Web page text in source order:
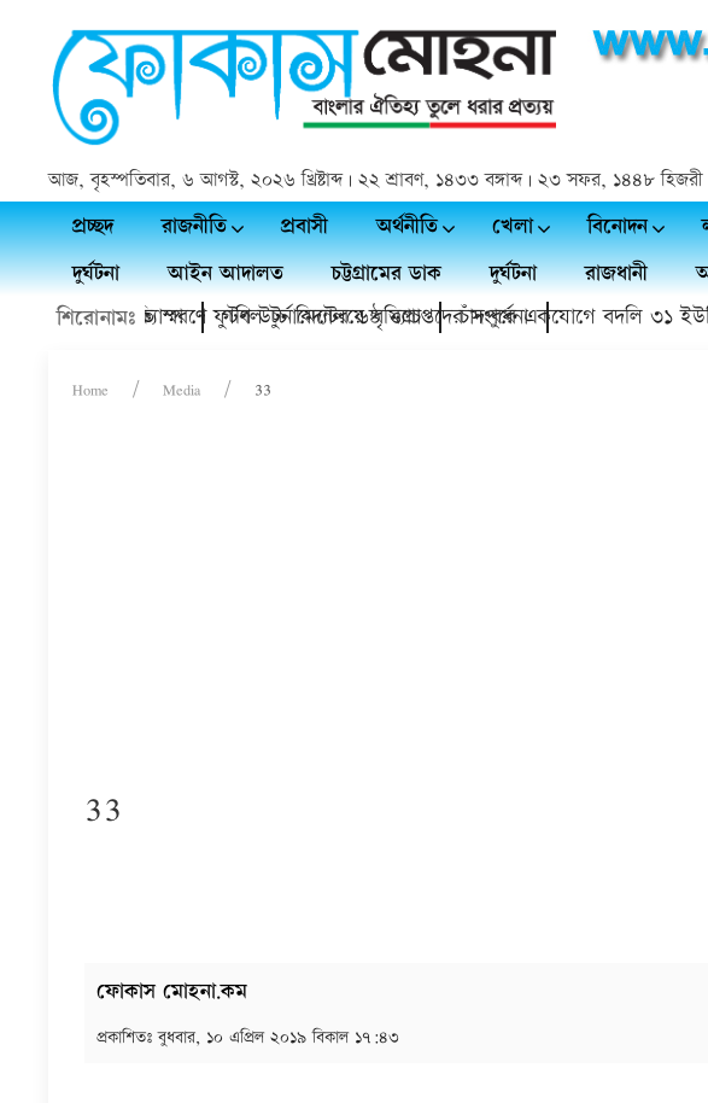
আজ, বৃহস্পতিবার, ৬ আগস্ট, ২০২৬ খ্রিষ্টাব্দ | ২২ শ্রাবণ, ১৪৩৩ বঙ্গাব্দ | ২৩ সফর, ১৪৪৮ হিজরী
প্রচ্ছদ রাজনীতি প্রবাসী অর্থনীতি খেলা বিনোদন
দুর্ঘটনা
আইন আদালত চট্টগ্রামের ডাক দুর্ঘটনা রাজধানী
শিরোনামঃ
রহমান স্মৃতি স্মরণে ফুটবল টুর্নামেন্টের ৬ষ্ঠ ম্যাচ চাঁদপুরে একযোগে বদলি ৩১ ইউপি
মেডিকেল ক্যাম্প গণি উচ্চ বিদ্যালয়ে বৃত্তিপ্রাপ্তদের সংবর্ধনা
Home Media 33
33
ফোকাস মোহনা.কম
প্রকাশিতঃবুধবার, ১০ এপ্রিল ২০১৯ বিকাল ১৭:৪৩